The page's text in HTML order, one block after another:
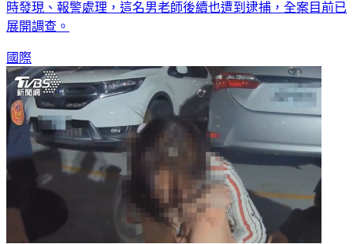
時發現、報警處理，這名男老師後續也遭到逮捕，全案目前已
展開調查。
國際